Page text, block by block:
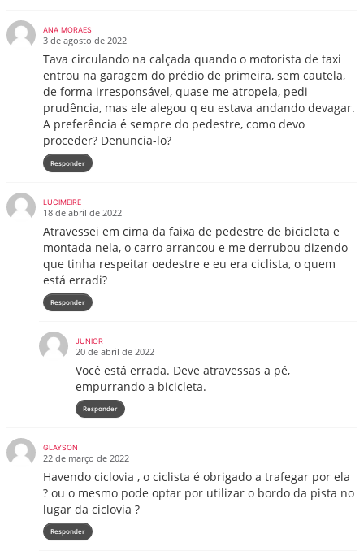
ANA MORAES
3 de agosto de 2022
Tava circulando na calçada quando o motorista de taxi
entrou na garagem do prédio de primeira, sem cautela,
de forma irresponsável, quase me atropela, pedi
prudência, mas ele alegou q eu estava andando devagar.
A preferência é sempre do pedestre, como devo
proceder? Denuncia-lo?
Responder
LUCIMEIRE
18 de abril de 2022
Atravessei em cima da faixa de pedestre de bicicleta e
montada nela, o carro arrancou e me derrubou dizendo
que tinha respeitar oedestre e eu era ciclista, o quem
está erradi?
Responder
JUNIOR
20 de abril de 2022
Você está errada. Deve atravessas a pé,
empurrando a bicicleta.
Responder
GLAYSON
22 de março de 2022
Havendo ciclovia , o ciclista é obrigado a trafegar por ela
? ou o mesmo pode optar por utilizar o bordo da pista no
lugar da ciclovia ?
Responder